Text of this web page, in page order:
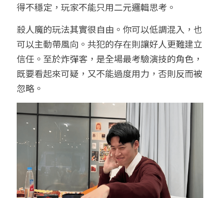
得不穩定，玩家不能只用二元邏輯思考。
殺人魔的玩法其實很自由。你可以低調混入，也
可以主動帶風向。共犯的存在則讓好人更難建立
信任。至於炸彈客，是全場最考驗演技的角色，
既要看起來可疑，又不能過度用力，否則反而被
忽略。